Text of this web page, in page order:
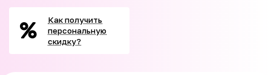
Как получить
персональную
скидку?